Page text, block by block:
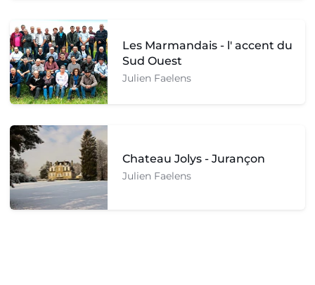
Les Marmandais - l' accent du
Sud Ouest
Julien Faelens
Chateau Jolys - Jurançon
Julien Faelens